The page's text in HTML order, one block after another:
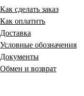
Как сделать заказ
Как оплатить
Доставка
Условные обозначения
Документы
Обмен и возврат